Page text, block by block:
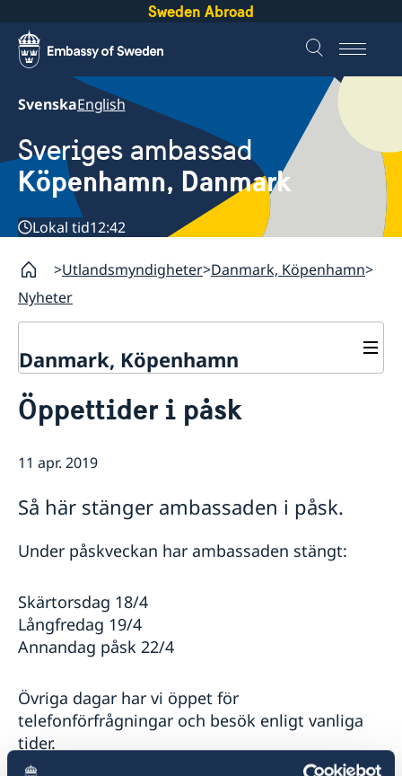
Sweden Abroad
SvenskaEnglish
Sveriges ambassad
Köpenhamn, Danmark
Lokal tid12:42
Utlandsmyndigheter Danmark, Köpenhamn
Nyheter
Danmark, Köpenhamn
Kontakt/Öppettider
Lediga tjänster
Residenset
Dataskyddspolicy
Ambassaden samarbetar med
Dansk-Svensk Kulturfond
Svenska kyrkan
Öresunddirekt
Så stöttar vi svenska företag
Team Sweden
Svenska företag i Danmark
Öppettider i påsk
11 apr. 2019
Så här stänger ambassaden i påsk.
Under påskveckan har ambassaden stängt:
Skärtorsdag 18/4
Långfredag 19/4
Annandag påsk 22/4
Övriga dagar har vi öppet för
telefonförfrågningar och besök enligt vanliga
tider.